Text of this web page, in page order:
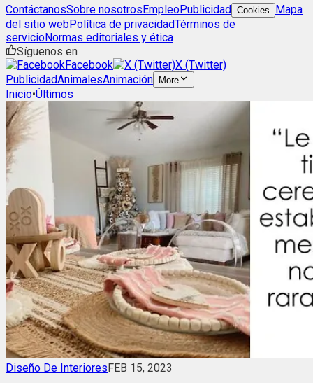
ContáctanosSobre nosotrosEmpleoPublicidad Cookies
Mapa
del sitio webPolítica de privacidadTérminos de
servicioNormas editoriales y ética
Síguenos en
Facebook
X (Twitter)
PublicidadAnimalesAnimación More
Inicio•Últimos
Diseño De InterioresFEB 15, 2023